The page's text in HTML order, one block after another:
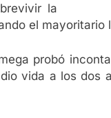
la
el mayoritario
probó
vida a los dos